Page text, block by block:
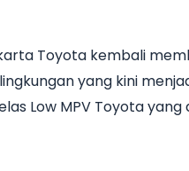
Toyota kembali
yang kini
Low MPV Toyota